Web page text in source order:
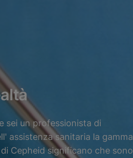
sei un professionista di
assistenza sanitaria la gamma
Cepheid significano che sono